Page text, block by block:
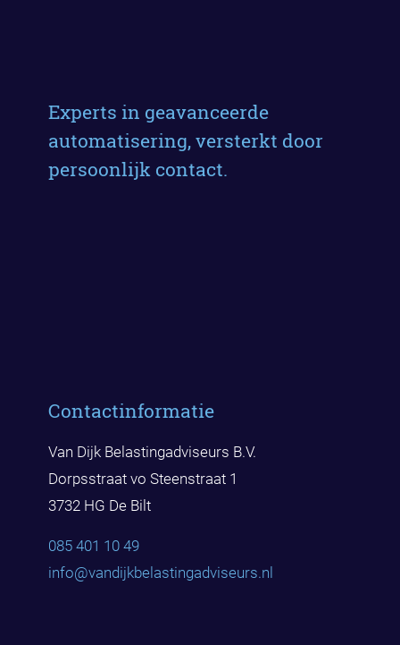
Experts in geavanceerde
automatisering, versterkt door
persoonlijk contact.
Contactinformatie
Van Dijk Belastingadviseurs B.V.
Dorpsstraat vo Steenstraat 1
3732 HG De Bilt
085 401 10 49
info@vandijkbelastingadviseurs.nl